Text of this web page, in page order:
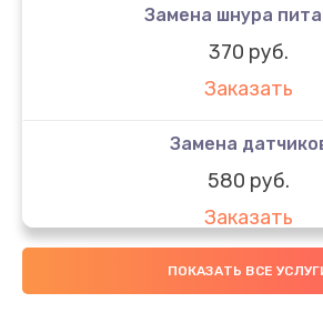
Замена шнура
370 руб.
Заказать
Замена
580 руб.
Заказать
Комплексная
ПОКАЗАТЬ ВСЕ